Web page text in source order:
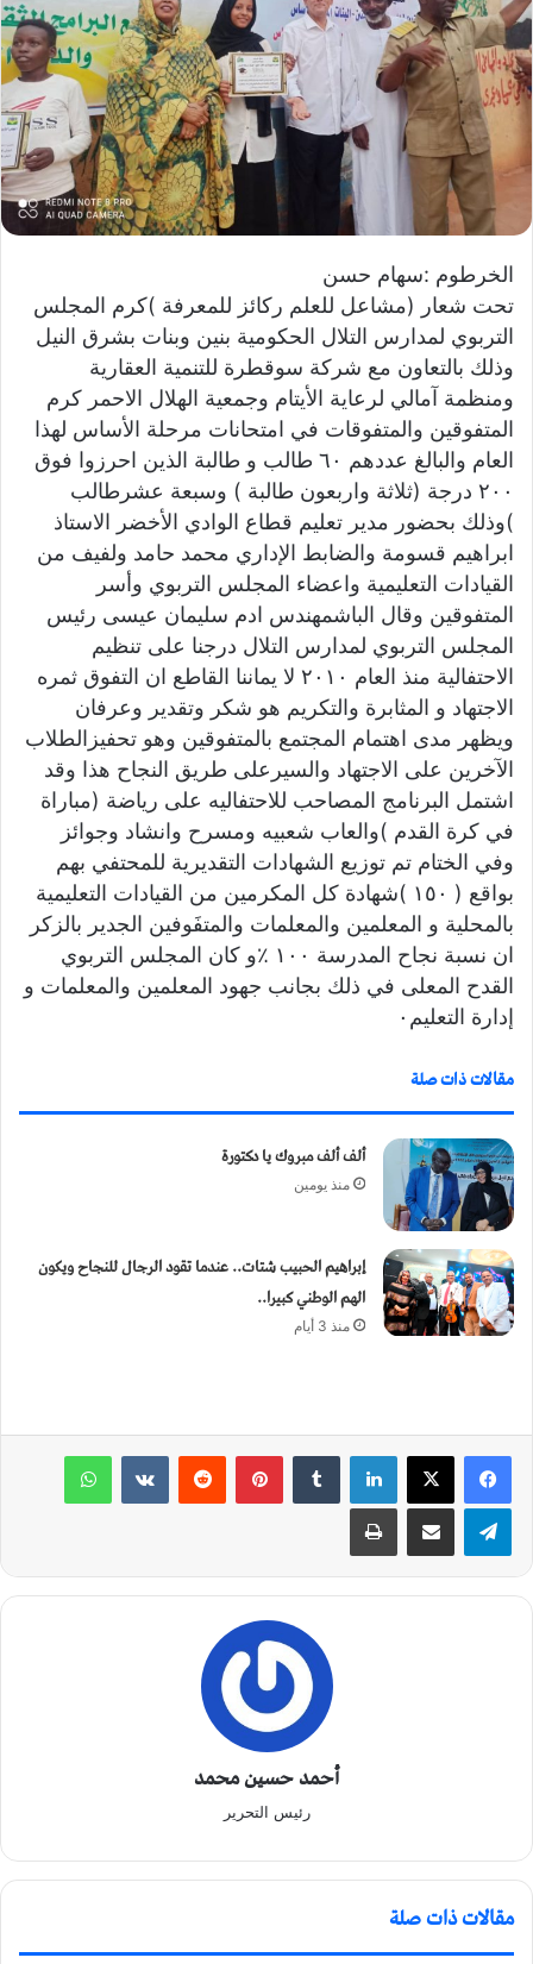
ل
ر
و
ن
ي
ا
الخرطوم :سهام حسن
تحت شعار (مشاعل للعلم ركائز للمعرفة )كرم المجلس
التربوي لمدارس التلال الحكومية بنين وبنات بشرق النيل
وذلك بالتعاون مع شركة سوقطرة للتنمية العقارية
ومنظمة آمالي لرعاية الأيتام وجمعية الهلال الاحمر كرم
المتفوقين والمتفوقات في امتحانات مرحلة الأساس لهذا
العام والبالغ عددهم ٦٠ طالب و طالبة الذين احرزوا فوق
٢٠٠ درجة (ثلاثة واربعون طالبة ) وسبعة عشرطالب
)وذلك بحضور مدير تعليم قطاع الوادي الأخضر الاستاذ
ابراهيم قسومة والضابط الإداري محمد حامد ولفيف من
القيادات التعليمية واعضاء المجلس التربوي وأسر
المتفوقين وقال الباشمهندس ادم سليمان عيسى رئيس
المجلس التربوي لمدارس التلال درجنا على تنظيم
الاحتفالية منذ العام ٢٠١٠ لا يماننا القاطع ان التفوق ثمره
الاجتهاد و المثابرة والتكريم هو شكر وتقدير وعرفان
ويظهر مدى اهتمام المجتمع بالمتفوقين وهو تحفيزالطلاب
الآخرين على الاجتهاد والسيرعلى طريق النجاح هذا وقد
اشتمل البرنامج المصاحب للاحتفاليه على رياضة (مباراة
في كرة القدم )والعاب شعبيه ومسرح وانشاد وجوائز
وفي الختام تم توزيع الشهادات التقديرية للمحتفي بهم
بواقع ( ١٥٠ )شهادة كل المكرمين من القيادات التعليمية
بالمحلية و المعلمين والمعلمات والمتفَوفين الجدير بالزكر
ان نسبة نجاح المدرسة ١٠٠ ٪و كان المجلس التربوي
القدح المعلى في ذلك بجانب جهود المعلمين والمعلمات و
إدارة التعليم٠
مقالات ذات صلة
ألف ألف مبروك يا دكتورة
منذ يومين
إبراهيم الحبيب شتات.. عندما تقود الرجال للنجاح ويكون
الهم الوطني كبيرا..
منذ 3 أيام
لينكدإن بينتيريست
أحمد حسين محمد
رئيس التحرير
مقالات ذات صلة